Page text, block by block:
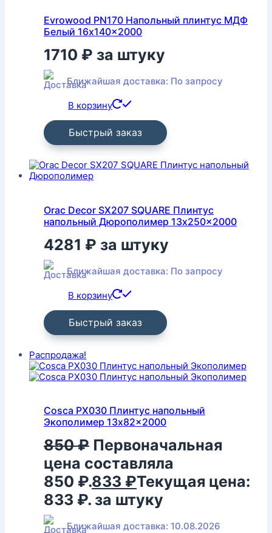
Evrowood PN170 Напольный плинтус МДФ
Белый 16x140x2000
1710 ₽ за штуку
Ближайшая доставка: По запросу
В корзину
Быстрый заказ
Orac Decor SX207 SQUARE Плинтус
напольный Дюрополимер 13x250x2000
4281 ₽ за штуку
Ближайшая доставка: По запросу
В корзину
Быстрый заказ
Распродажа!
Cosca PX030 Плинтус напольный
Экополимер 13x82x2000
850₽ Первоначальная
цена составляла
850 ₽.833 ₽Текущая цена:
833 ₽. за штуку
Ближайшая доставка: 10.08.2026